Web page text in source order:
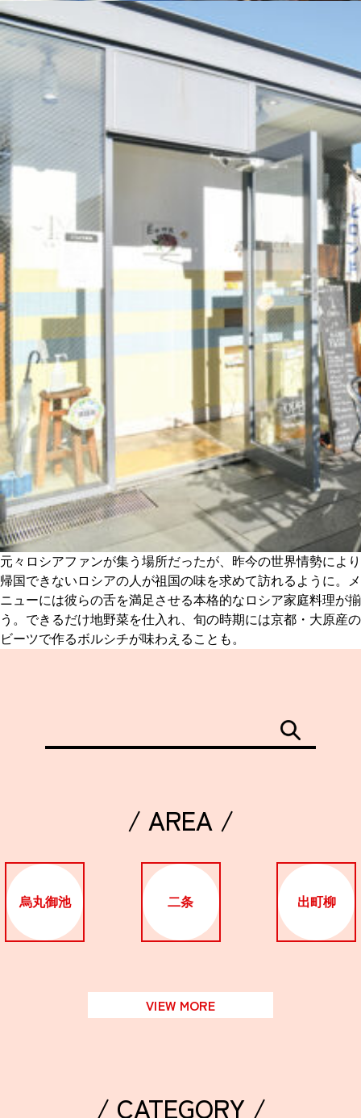
元々ロシアファンが集う場所だったが、昨今の世界情勢により
帰国できないロシアの人が祖国の味を求めて訪れるように。メ
ニューには彼らの舌を満足させる本格的なロシア家庭料理が揃
う。できるだけ地野菜を仕入れ、旬の時期には京都・大原産の
ビーツで作るボルシチが味わえることも。
/ AREA /
烏丸御池 二条 出町柳
VIEW MORE
/ CATEGORY /